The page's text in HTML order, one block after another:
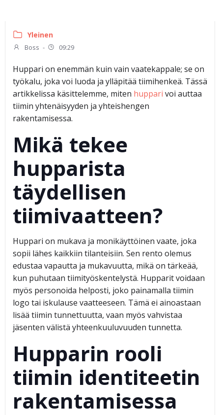
Yleinen
Boss - 09:29
Huppari on enemmän kuin vain vaatekappale; se on
työkalu, joka voi luoda ja ylläpitää tiimihenkeä. Tässä
artikkelissa käsittelemme, miten huppari voi auttaa
tiimin yhtenäisyyden ja yhteishengen
rakentamisessa.
Mikä tekee
hupparista
täydellisen
tiimivaatteen?
Huppari on mukava ja monikäyttöinen vaate, joka
sopii lähes kaikkiin tilanteisiin. Sen rento olemus
edustaa vapautta ja mukavuutta, mikä on tärkeää,
kun puhutaan tiimityöskentelystä. Hupparit voidaan
myös personoida helposti, joko painamalla tiimin
logo tai iskulause vaatteeseen. Tämä ei ainoastaan
lisää tiimin tunnettuutta, vaan myös vahvistaa
jäsenten välistä yhteenkuuluvuuden tunnetta.
Hupparin rooli
tiimin identiteetin
rakentamisessa